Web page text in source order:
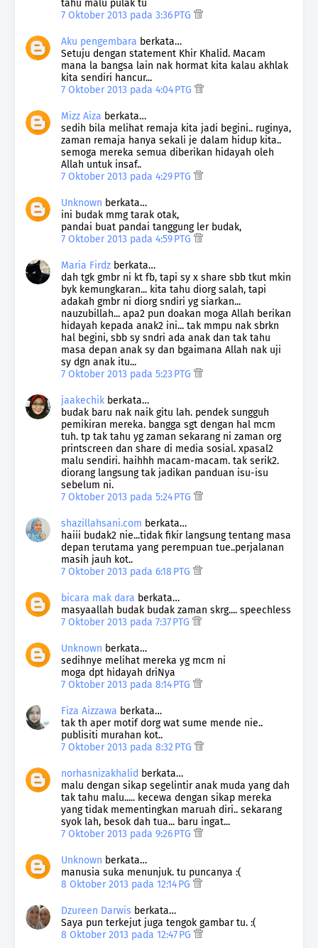
tahu malu pulak tu
7 Oktober 2013 pada 3:36 PTG
Aku pengembara berkata…
Setuju dengan statement Khir Khalid. Macam
mana la bangsa lain nak hormat kita kalau akhlak
kita sendiri hancur...
7 Oktober 2013 pada 4:04 PTG
Mizz Aiza berkata…
sedih bila melihat remaja kita jadi begini.. ruginya,
zaman remaja hanya sekali je dalam hidup kita..
semoga mereka semua diberikan hidayah oleh
Allah untuk insaf..
7 Oktober 2013 pada 4:29 PTG
Unknown berkata…
ini budak mmg tarak otak,
pandai buat pandai tanggung ler budak,
7 Oktober 2013 pada 4:59 PTG
Maria Firdz berkata…
dah tgk gmbr ni kt fb, tapi sy x share sbb tkut mkin
byk kemungkaran... kita tahu diorg salah, tapi
adakah gmbr ni diorg sndiri yg siarkan...
nauzubillah... apa2 pun doakan moga Allah berikan
hidayah kepada anak2 ini... tak mmpu nak sbrkn
hal begini, sbb sy sndri ada anak dan tak tahu
masa depan anak sy dan bgaimana Allah nak uji
sy dgn anak itu...
7 Oktober 2013 pada 5:23 PTG
jaakechik berkata…
budak baru nak naik gitu lah. pendek sungguh
pemikiran mereka. bangga sgt dengan hal mcm
tuh. tp tak tahu yg zaman sekarang ni zaman org
printscreen dan share di media sosial. xpasal2
malu sendiri. haihhh macam-macam. tak serik2.
diorang langsung tak jadikan panduan isu-isu
sebelum ni.
7 Oktober 2013 pada 5:24 PTG
shazillahsani.com berkata…
haiii budak2 nie...tidak fikir langsung tentang masa
depan terutama yang perempuan tue..perjalanan
masih jauh kot..
7 Oktober 2013 pada 6:18 PTG
bicara mak dara berkata…
masyaallah budak budak zaman skrg.... speechless
7 Oktober 2013 pada 7:37 PTG
Unknown berkata…
sedihnye melihat mereka yg mcm ni
moga dpt hidayah driNya
7 Oktober 2013 pada 8:14 PTG
Fiza Aizzawa berkata…
tak th aper motif dorg wat sume mende nie..
publisiti murahan kot..
7 Oktober 2013 pada 8:32 PTG
norhasnizakhalid berkata…
malu dengan sikap segelintir anak muda yang dah
tak tahu malu..... kecewa dengan sikap mereka
yang tidak mementingkan maruah diri.. sekarang
syok lah, besok dah tua... baru ingat...
7 Oktober 2013 pada 9:26 PTG
Unknown berkata…
manusia suka menunjuk. tu puncanya :(
8 Oktober 2013 pada 12:14 PG
Dzureen Darwis berkata…
Saya pun terkejut juga tengok gambar tu. :(
8 Oktober 2013 pada 12:47 PG